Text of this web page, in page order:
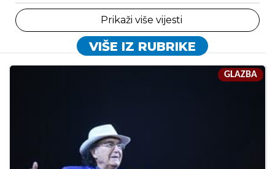
Prikaži više vijesti
VIŠE IZ RUBRIKE
GLAZBA